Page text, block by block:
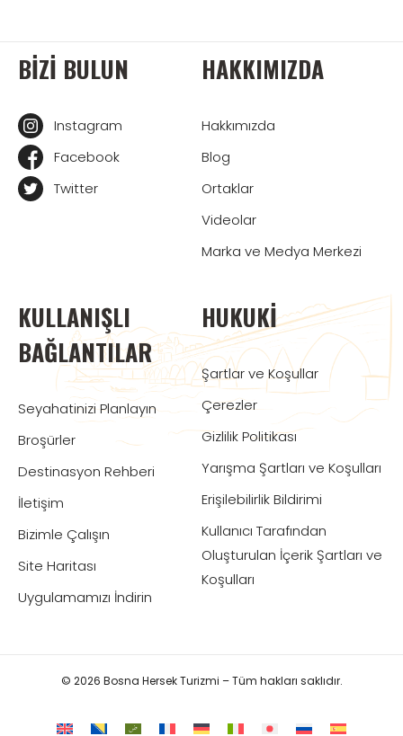
BIZI BULUN
Instagram
Facebook
Twitter
HAKKIMIZDA
Hakkımızda
Blog
Ortaklar
Videolar
Marka ve Medya Merkezi
KULLANIŞLI
BAĞLANTILAR
Seyahatinizi Planlayın
Broşürler
Destinasyon Rehberi
İletişim
Bizimle Çalışın
Site Haritası
Uygulamamızı İndirin
HUKUKI
Şartlar ve Koşullar
Çerezler
Gizlilik Politikası
Yarışma Şartları ve Koşulları
Erişilebilirlik Bildirimi
Kullanıcı Tarafından
Oluşturulan İçerik Şartları ve
Koşulları
© 2026 Bosna Hersek Turizmi – Tüm hakları saklıdır.